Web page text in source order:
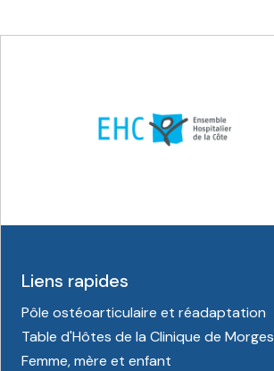
Liens rapides
Pôle ostéoarticulaire et réadaptation
Table d'Hôtes de la Clinique de Morges
Femme, mère et enfant